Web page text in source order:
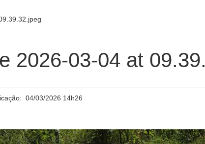
2026-03-04 at
04/03/2026 14h26